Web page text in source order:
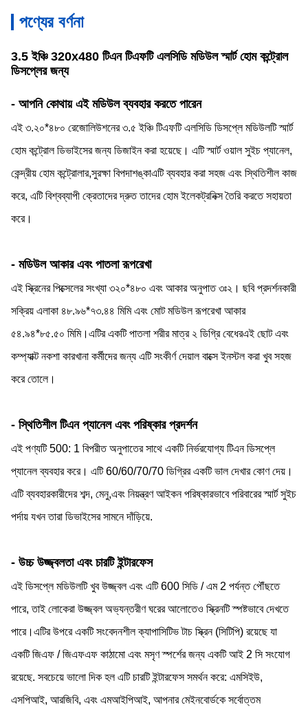
পণ্যের বর্ণনা
3.5 ইঞ্চি 320x480 টিএন টিএফটি এলসিডি মডিউল স্মার্ট হোম কন্ট্রোল
ডিসপ্লের জন্য
- আপনি কোথায় এই মডিউল ব্যবহার করতে পারেন
এই ৩.২০*৪৮০ রেজোলিউশনের ৩.৫ ইঞ্চি টিএফটি এলসিডি ডিসপ্লে মডিউলটি স্মার্ট
হোম কন্ট্রোল ডিভাইসের জন্য ডিজাইন করা হয়েছে। এটি স্মার্ট ওয়াল সুইচ প্যানেল,
কেন্দ্রীয় হোম কন্ট্রোলার,সুরক্ষা বিপদাশঙ্কাএটি ব্যবহার করা সহজ এবং স্থিতিশীল কাজ
করে, এটি বিশ্বব্যাপী ক্রেতাদের দ্রুত তাদের হোম ইলেকট্রনিক্স তৈরি করতে সহায়তা
করে।
- মডিউল আকার এবং পাতলা রূপরেখা
এই স্ক্রিনের পিক্সেলের সংখ্যা ৩২০*৪৮০ এবং আকার অনুপাত ৩ঃ২। ছবি প্রদর্শনকারী
সক্রিয় এলাকা ৪৮.৯৬*৭৩.৪৪ মিমি এবং মোট মডিউল রূপরেখা আকার
৫৪.৯৪*৮৫.৫০ মিমি।এটির একটি পাতলা শরীর মাত্র ২ ডিগ্রি বেধেরএই ছোট এবং
কম্প্যাক্ট নকশা কারখানা কর্মীদের জন্য এটি সংকীর্ণ দেয়াল বাক্সে ইনস্টল করা খুব সহজ
করে তোলে।
- স্থিতিশীল টিএন প্যানেল এবং পরিষ্কার প্রদর্শন
এই পণ্যটি 500: 1 বিপরীত অনুপাতের সাথে একটি নির্ভরযোগ্য টিএন ডিসপ্লে
প্যানেল ব্যবহার করে। এটি 60/60/70/70 ডিগ্রির একটি ভাল দেখার কোণ দেয়।
এটি ব্যবহারকারীদের শব্দ, মেনু,এবং নিয়ন্ত্রণ আইকন পরিষ্কারভাবে পরিবারের স্মার্ট সুইচ
পর্দায় যখন তারা ডিভাইসের সামনে দাঁড়িয়ে.
- উচ্চ উজ্জ্বলতা এবং চারটি ইন্টারফেস
এই ডিসপ্লে মডিউলটি খুব উজ্জ্বল এবং এটি 600 সিডি / এম 2 পর্যন্ত পৌঁছতে
পারে, তাই লোকেরা উজ্জ্বল অভ্যন্তরীণ ঘরের আলোতেও স্ক্রিনটি স্পষ্টভাবে দেখতে
পারে।এটির উপরে একটি সংবেদনশীল ক্যাপাসিটিভ টাচ স্ক্রিন (সিটিপি) রয়েছে যা
একটি জিএফ / জিএফএফ কাঠামো এবং মসৃণ স্পর্শের জন্য একটি আই 2 সি সংযোগ
রয়েছে. সবচেয়ে ভালো দিক হল এটি চারটি ইন্টারফেস সমর্থন করে: এমসিইউ,
এসপিআই, আরজিবি, এবং এমআইপিআই, আপনার মেইনবোর্ডকে সর্বোত্তম